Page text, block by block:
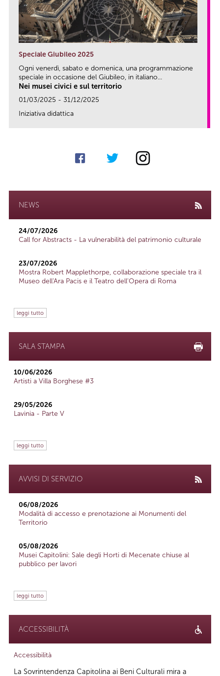
Speciale Giubileo 2025
Ogni venerdì, sabato e domenica, una programmazione
speciale in occasione del Giubileo, in italiano...
Nei musei civici e sul territorio
01/03/2025 - 31/12/2025
Iniziativa didattica
NEWS
24/07/2026
Call for Abstracts - La vulnerabilità del patrimonio culturale
23/07/2026
Mostra Robert Mapplethorpe, collaborazione speciale tra il
Museo dell'Ara Pacis e il Teatro dell'Opera di Roma
leggi tutto
SALA STAMPA
10/06/2026
Artisti a Villa Borghese #3
29/05/2026
Lavinia - Parte V
leggi tutto
AVVISI DI SERVIZIO
06/08/2026
Modalità di accesso e prenotazione ai Monumenti del
Territorio
05/08/2026
Musei Capitolini: Sale degli Horti di Mecenate chiuse al
pubblico per lavori
leggi tutto
ACCESSIBILITÀ
Accessibilità
La Sovrintendenza Capitolina ai Beni Culturali mira a